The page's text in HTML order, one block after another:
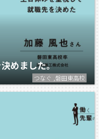
めました。
つなぐ ,磐田東高校